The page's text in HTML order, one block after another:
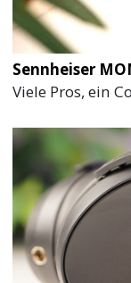
Sennheiser
Viele Pros, ein